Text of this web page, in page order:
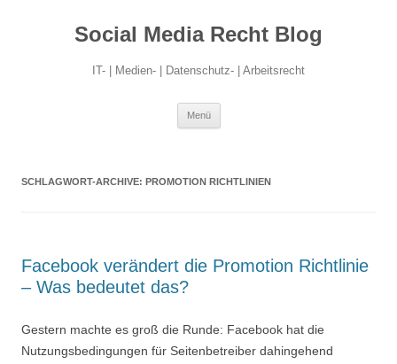
Social Media Recht Blog
IT- | Medien- | Datenschutz- | Arbeitsrecht
Menü
SCHLAGWORT-ARCHIVE: PROMOTION RICHTLINIEN
Facebook verändert die Promotion Richtlinie
– Was bedeutet das?
Gestern machte es groß die Runde: Facebook hat die
Nutzungsbedingungen für Seitenbetreiber dahingehend